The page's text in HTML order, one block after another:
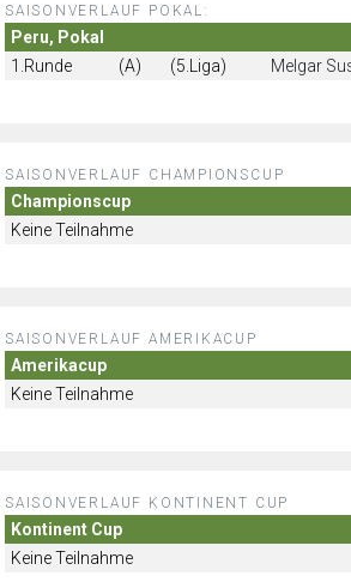
SAISONVERLAUF POKAL:
Peru, Pokal
1.Runde
(A) (5.Liga) Melgar
SAISONVERLAUF CHAMPIONSCUP
Championscup
Keine Teilnahme
SAISONVERLAUF AMERIKACUP
Amerikacup
Keine Teilnahme
SAISONVERLAUF KONTINENT CUP
Kontinent Cup
Keine Teilnahme